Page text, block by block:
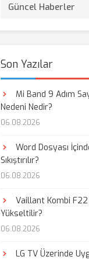
Güncel Haberler
Son Yazılar
Mi Band 9 Adım
Nedeni Nedir?
06.08.2026
Word Dosyası
Sıkıştırılır?
06.08.2026
Vaillant Kombi F22
Yükseltilir?
06.08.2026
LG TV Üzerinde